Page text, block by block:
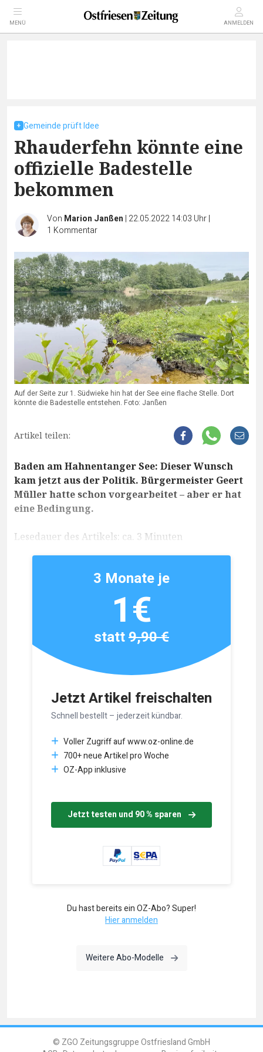
MENÜ ANMELDEN
Gemeinde prüft Idee
Rhauderfehn könnte eine
offizielle Badestelle
bekommen
Von Marion Janßen | 22.05.2022 14:03 Uhr|
1 Kommentar
Auf der Seite zur 1. Südwieke hin hat der See eine flache Stelle. Dort
könnte die Badestelle entstehen. Foto: Janßen
Artikel teilen:
Baden am Hahnentanger See: Dieser Wunsch
kam jetzt aus der Politik. Bürgermeister Geert
Müller hatte schon vorgearbeitet – aber er hat
eine Bedingung.
Lesedauer des Artikels: ca. 3 Minuten
Jetzt Artikel freischalten
Schnell bestellt – jederzeit kündbar.
Voller Zugriff auf www.oz-online.de
700+ neue Artikel pro Woche
OZ-App inklusive
Jetzt testen und 90 % sparen
3 Monate je
1€
statt9,90 €
Du hast bereits ein OZ-Abo? Super!
Hier anmelden
Weitere Abo-Modelle
© ZGO Zeitungsgruppe Ostfriesland GmbH